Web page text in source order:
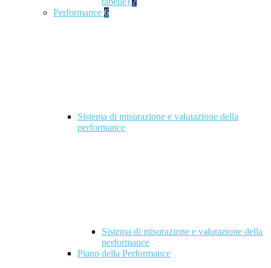
Performance 6
Sistema di misurazione e valutazione della
performance
Sistema di misurazione e valutazione della
performance
Piano della Performance